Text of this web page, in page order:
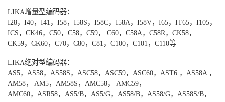
LIKA增量型编码器：
I28， I40， I41 ， I58， I58S， I58C， I58A， I58V， I65， IT65， I105，
ICS， CK46， C50， C58， C59， C60， C58A， C58R， CK58，
CK59， CK60， C70， C80， C81 ， C100， C101 ， C110等
LIKA绝对型编码器：
AS5， AS58， AS58S， ASC58， ASC59， ASC60， AST6 ， AS58A ，
AM58， AM5， AM58S， AMC58， AMC59，
AMC60， ASR58， AS5/B， AS5/G， AS58/B， AS58/G， AS58S/B，